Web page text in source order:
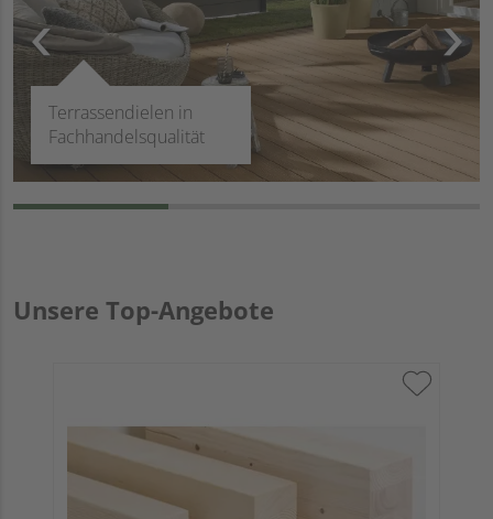
Terrassendielen in
Fachhandelsqualität
Unsere Top-Angebote